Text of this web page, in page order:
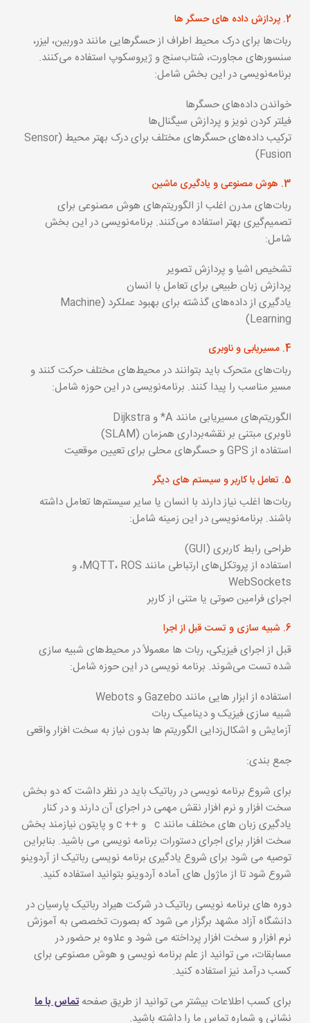
2. پردازش داده های حسگر ها
ربات‌ها برای درک محیط اطراف از حسگرهایی مانند دوربین، لیزر،
سنسورهای مجاورت، شتاب‌سنج و ژیروسکوپ استفاده می‌کنند.
برنامه‌نویسی در این بخش شامل:
خواندن داده‌های حسگرها
فیلتر کردن نویز و پردازش سیگنال‌ها
ترکیب داده‌های حسگرهای مختلف برای درک بهتر محیط (Sensor
Fusion)
3. هوش مصنوعی و یادگیری ماشین
ربات‌های مدرن اغلب از الگوریتم‌های هوش مصنوعی برای
تصمیم‌گیری بهتر استفاده می‌کنند. برنامه‌نویسی در این بخش
شامل:
تشخیص اشیا و پردازش تصویر
پردازش زبان طبیعی برای تعامل با انسان
یادگیری از داده‌های گذشته برای بهبود عملکرد (Machine
Learning)
4. مسیریابی و ناوبری
ربات‌های متحرک باید بتوانند در محیط‌های مختلف حرکت کنند و
مسیر مناسب را پیدا کنند. برنامه‌نویسی در این حوزه شامل:
الگوریتم‌های مسیریابی مانند A* و Dijkstra
ناوبری مبتنی بر نقشه‌برداری همزمان (SLAM)
استفاده از GPS و حسگرهای محلی برای تعیین موقعیت
5. تعامل با کاربر و سیستم های دیگر
ربات‌ها اغلب نیاز دارند با انسان یا سایر سیستم‌ها تعامل داشته
باشند. برنامه‌نویسی در این زمینه شامل:
طراحی رابط کاربری (GUI)
استفاده از پروتکل‌های ارتباطی مانند MQTT، ROS، و
WebSockets
اجرای فرامین صوتی یا متنی از کاربر
6. شبیه سازی و تست قبل از اجرا
قبل از اجرای فیزیکی، ربات‌ ها معمولاً در محیط‌های شبیه‌ سازی
شده تست می‌شوند. برنامه‌ نویسی در این حوزه شامل:
استفاده از ابزار هایی مانند Gazebo و Webots
شبیه‌ سازی فیزیک و دینامیک ربات
آزمایش و اشکال‌زدایی الگوریتم‌ ها بدون نیاز به سخت‌ افزار واقعی
جمع بندی:
برای شروع برنامه نویسی در رباتیک باید در نظر داشت که دو بخش
سخت افزار و نرم افزار نقش مهمی در اجرای آن دارند و در کنار
یادگیری زبان های مختلف مانند c
و ++ c و پایتون نیازمند بخش
سخت افزار برای اجرای دستورات برنامه نویسی می باشید. بنابراین
توصیه می شود برای شروع یادگیری برنامه نویسی رباتیک از آردوینو
شروع شود تا از ماژول های آماده آردوینو بتوانید استفاده کنید.
دوره های برنامه نویسی رباتیک در شرکت هیراد رباتیک پارسیان در
دانشگاه آزاد مشهد برگزار می شود که بصورت تخصصی به آموزش
نرم افزار و سخت افزار پرداخته می شود و علاوه بر حضور در
مسابقات، می توانید از علم برنامه نویسی و هوش مصنوعی برای
کسب درآمد نیز استفاده کنید.
برای کسب اطلاعات بیشتر می توانید از طریق صفحه تماس با ما
نشانی و شماره تماس ما را داشته باشید.